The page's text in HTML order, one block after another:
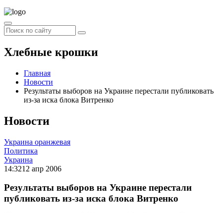
Хлебные крошки
Главная
Новости
Результаты выборов на Украине перестали публиковать
из-за иска блока Витренко
Новости
Украина оранжевая
Политика
Украина
14:3212 апр 2006
Результаты выборов на Украине перестали
публиковать из-за иска блока Витренко